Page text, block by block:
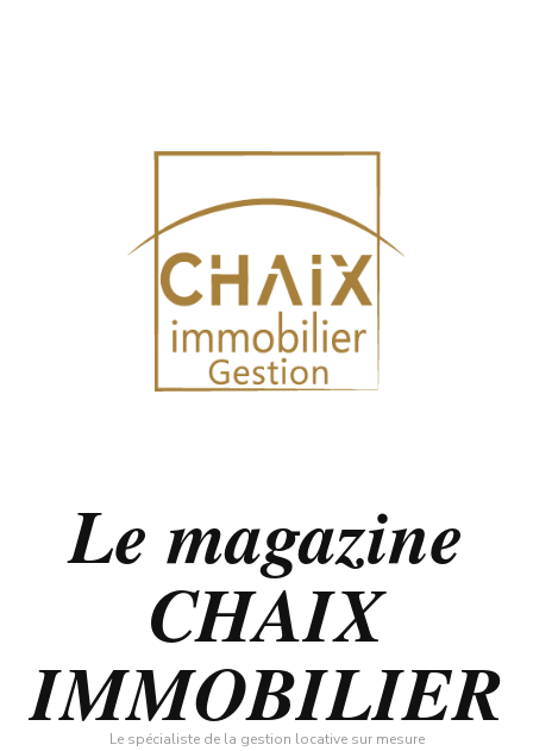
Le magazine
CHAIX
IMMOBILIER
Le spécialiste de la gestion locative sur mesure